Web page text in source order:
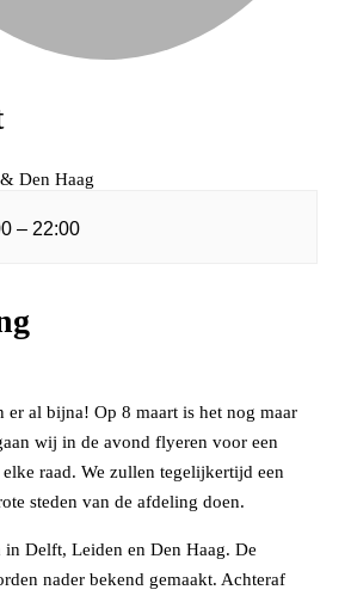
Den Haag
– 22:00
er al bijna! Op 8 maart is het nog maar
wij in de avond flyeren voor een
raad. We zullen tegelijkertijd een
steden van de afdeling doen.
in Delft, Leiden en Den Haag. De
nader bekend gemaakt. Achteraf